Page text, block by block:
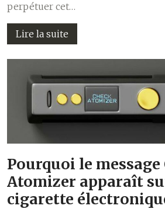
perpétuer cet…
Lire la suite
Pourquoi le message
Atomizer apparaît
cigarette